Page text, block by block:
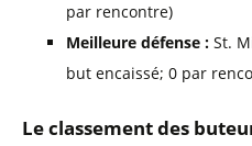
par rencontre)
Meilleure défense : St.
but encaissé; 0 par
Le classement des